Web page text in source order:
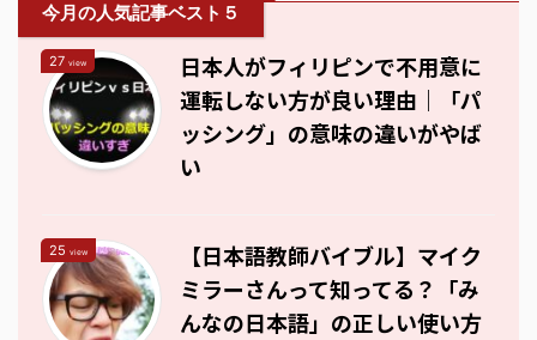
今月の人気記事ベスト５
27 view
日本人がフィリピンで不用意に
運転しない方が良い理由｜「パ
ッシング」の意味の違いがやば
い
25 view
【日本語教師バイブル】マイク
ミラーさんって知ってる？「み
んなの日本語」の正しい使い方